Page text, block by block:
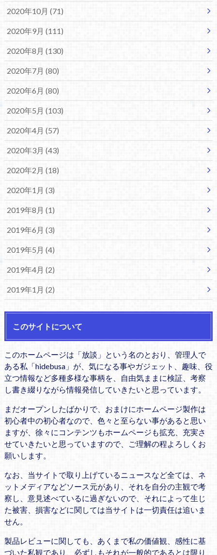
2020年10月 (71)
2020年9月 (111)
2020年8月 (130)
2020年7月 (80)
2020年6月 (80)
2020年5月 (103)
2020年4月 (57)
2020年3月 (43)
2020年2月 (18)
2020年1月 (3)
2019年8月 (1)
2019年6月 (3)
2019年5月 (4)
2019年4月 (2)
2019年1月 (2)
このサイトについて
このホームページは「放談」という名のとおり、管理人で
ある私「hidebusa」が、気になる事やガジェット、趣味、役
立つ情報など多種多様な事柄を、自由気ままに検証、考察
し書き綴りながら情報発信していきたいと思っています。
まだオープンしたばかりで、おまけにホームページ製作は
初心者中の初心者なので、色々と至らない事があると思い
ますが、徐々にコンテンツもホームページも拡充、充実さ
せていきたいと思っていますので、ご理解の程よろしくお
願いします。
なお、当サイトで取り上げているニュースなど全ては、ネ
ットメディアなどソース元があり、それを自分の主観で考
察し、意見述べているに過ぎないので、それによって生じ
た被害、損害などに関しては当サイトは一切責任は追いま
せん。
製品レビューに関しても、あくまで私の価値観、感性に基
づいた私観であり、必ずしもそれが一般的であるとは限り